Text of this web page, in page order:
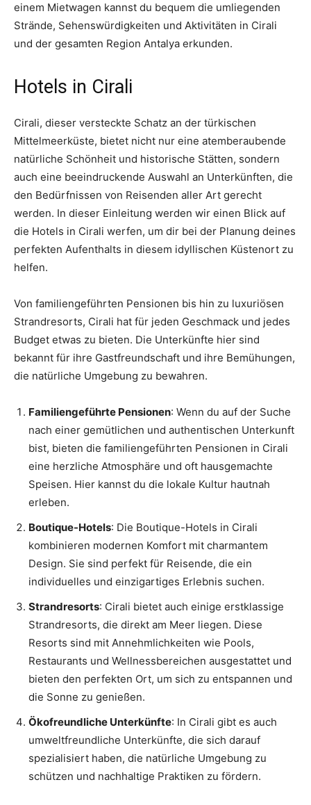
einem Mietwagen kannst du bequem die umliegenden
Strände, Sehenswürdigkeiten und Aktivitäten in Cirali
und der gesamten Region Antalya erkunden.
Hotels in Cirali
Cirali, dieser versteckte Schatz an der türkischen
Mittelmeerküste, bietet nicht nur eine atemberaubende
natürliche Schönheit und historische Stätten, sondern
auch eine beeindruckende Auswahl an Unterkünften, die
den Bedürfnissen von Reisenden aller Art gerecht
werden. In dieser Einleitung werden wir einen Blick auf
die Hotels in Cirali werfen, um dir bei der Planung deines
perfekten Aufenthalts in diesem idyllischen Küstenort zu
helfen.
Von familiengeführten Pensionen bis hin zu luxuriösen
Strandresorts, Cirali hat für jeden Geschmack und jedes
Budget etwas zu bieten. Die Unterkünfte hier sind
bekannt für ihre Gastfreundschaft und ihre Bemühungen,
die natürliche Umgebung zu bewahren.
Familiengeführte Pensionen: Wenn du auf der Suche
nach einer gemütlichen und authentischen Unterkunft
bist, bieten die familiengeführten Pensionen in Cirali
eine herzliche Atmosphäre und oft hausgemachte
Speisen. Hier kannst du die lokale Kultur hautnah
erleben.
Boutique-Hotels: Die Boutique-Hotels in Cirali
kombinieren modernen Komfort mit charmantem
Design. Sie sind perfekt für Reisende, die ein
individuelles und einzigartiges Erlebnis suchen.
Strandresorts: Cirali bietet auch einige erstklassige
Strandresorts, die direkt am Meer liegen. Diese
Resorts sind mit Annehmlichkeiten wie Pools,
Restaurants und Wellnessbereichen ausgestattet und
bieten den perfekten Ort, um sich zu entspannen und
die Sonne zu genießen.
Ökofreundliche Unterkünfte: In Cirali gibt es auch
umweltfreundliche Unterkünfte, die sich darauf
spezialisiert haben, die natürliche Umgebung zu
schützen und nachhaltige Praktiken zu fördern.